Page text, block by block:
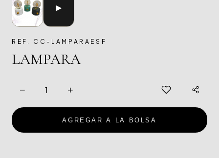
▶
REF. CC-LAMPARAESF
LAMPARA
− +
AGREGAR A LA BOLSA